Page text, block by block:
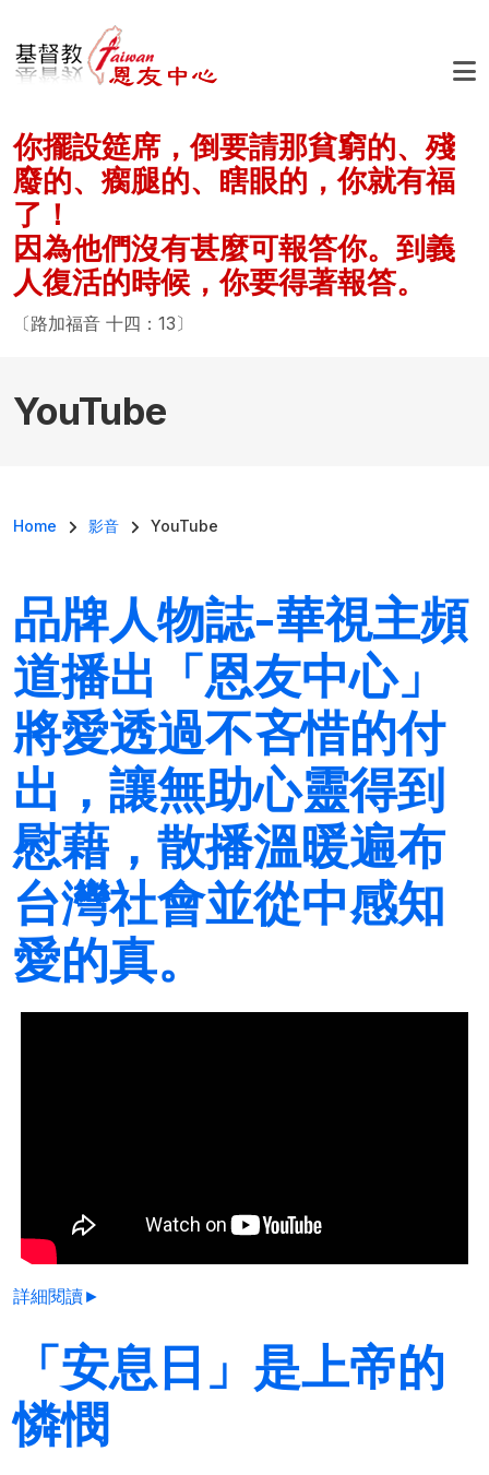
你擺設筵席，倒要請那貧窮的、殘
廢的、瘸腿的、瞎眼的，你就有福
了！
因為他們沒有甚麼可報答你。到義
人復活的時候，你要得著報答。
〔路加福音 十四：13〕
YouTube
導航連結
Home 影音 YouTube
品牌人物誌-華視主頻
道播出「恩友中心」
將愛透過不吝惜的付
出，讓無助心靈得到
慰藉，散播溫暖遍布
台灣社會並從中感知
愛的真。
詳細閱讀►
「安息日」是上帝的
憐憫